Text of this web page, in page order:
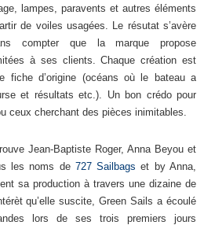
lampes, paravents et autres éléments
de voiles usagées. Le résutat s’avère
compter que la marque propose
à ses clients. Chaque création est
fiche d’origine (océans où le bateau a
et résultats etc.). Un bon crédo pour
ceux cherchant des pièces inimitables.
Jean-Baptiste Roger, Anna Beyou et
les noms de 727 Sailbags et by Anna,
sa production à travers une dizaine de
qu’elle suscite, Green Sails a écoulé
lors de ses trois premiers jours